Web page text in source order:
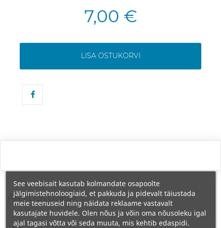
7,00 €
LISA OSTUKORVI
ARVUSTUSED
See veebisait kasutab kolmandate osapoolte
jälgimistehnoloogiaid, et pakkuda ja pidevalt täiustada
meie teenuseid ning näidata reklaame vastavalt
kasutajate huvidele. Olen nõus ja võin oma nõusoleku igal
ajal tagasi võtta või seda muuta, mis kehtib edaspidi.